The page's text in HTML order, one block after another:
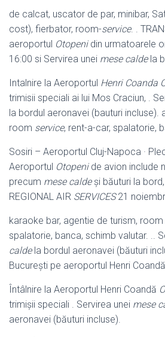
de calcat, uscator de par, minibar,
cost), fierbator, room-service. .
aeroportul Otopenidin urmatoarele
16:00 si Servirea unei mese caldela
Intalnire la Aeroportul Henri Coanda
trimisii speciali ai lui Mos Craciun, .
la bordul aeronavei (bauturi incluse).
room service, rent-a-car, spalatorie,
Sosiri – Aeroportul Cluj-Napoca ·
Aeroportul Otopenide avion include
precum mese caldeşi băuturi la
REGIONAL AIR SERVICES21
karaoke bar, agentie de turism, room
spalatorie, banca, schimb valutar. ..
caldela bordul aeronavei (băuturi
București pe aeroportul Henri Coandă
Întâlnire la Aeroportul Henri Coandă
trimișii speciali . Servirea unei mese
aeronavei (băuturi incluse).